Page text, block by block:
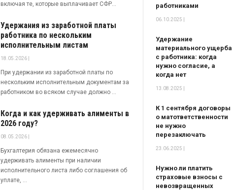
включая те, которые выплачивает СФР...
Удержания из заработной платы
работника по нескольким
исполнительным листам
18.05.2026 |
При удержании из заработной платы по
нескольким исполнительным документам за
работником во всяком случае должно ...
Когда и как удерживать алименты в
2026 году?
08.05.2026 |
Бухгалтерия обязана ежемесячно
удерживать алименты при наличии
исполнительного листа либо соглашения об
уплате, ...
работниками
06.10.2025 |
Удержание
материального ущерба
с работника: когда
нужно согласие, а
когда нет
13.08.2025 |
К 1 сентября договоры
о матответственности
не нужно
перезаключать
23.06.2025 |
Нужно ли платить
страховые взносы с
невозвращенных